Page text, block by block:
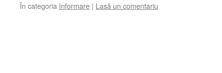
În categoria Informare | Lasă un comentariu